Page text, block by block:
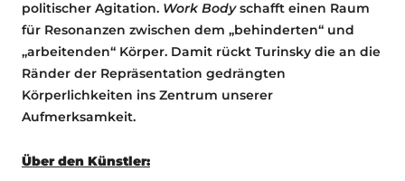
politischer Agitation. Work Bodyschafft einen Raum
für Resonanzen zwischen dem „behinderten“ und
„arbeitenden“ Körper. Damit rückt Turinsky die an die
Ränder der Repräsentation gedrängten
Körperlichkeiten ins Zentrum unserer
Aufmerksamkeit.
Über den Künstler: